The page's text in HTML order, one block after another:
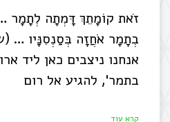
זֹאת קוֹמָתֵךְ דָּמְתָה לְתָמָר …
בְתָמָר אֹחֲזָה בְּסַנְסִנָּיו …
אנחנו ניצבים כאן ליד
בתמר', להגיע אל רום
קרא עוד